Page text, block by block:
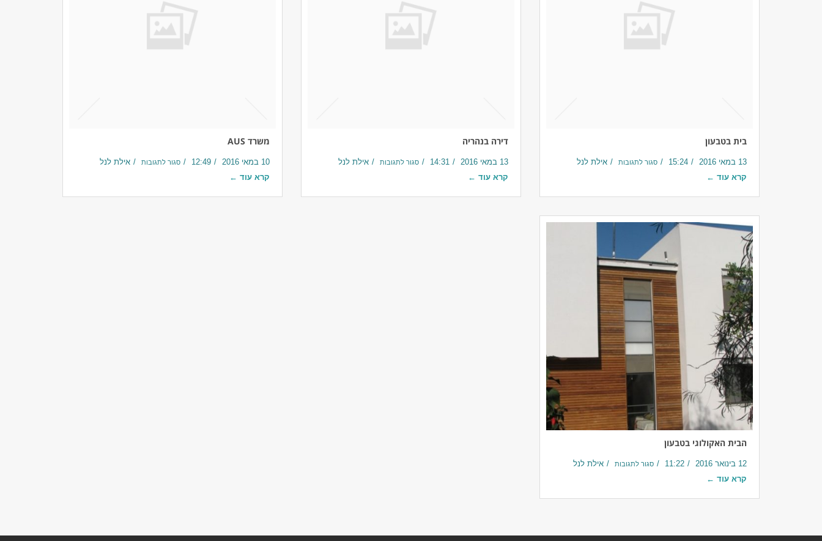
בית בטבעון
13 במאי 2016 15:24 סגור לתגובות
אילת לנל
קרא עוד ←
דירה בנהריה
13 במאי 2016 14:31 סגור לתגובות
אילת לנל
קרא עוד ←
משרד AUS
10 במאי 2016 12:49 סגור לתגובות
אילת לנל
קרא עוד ←
הבית האקולוגי בטבעון
12 בינואר 2016 11:22 סגור לתגובות
אילת לנל
קרא עוד ←